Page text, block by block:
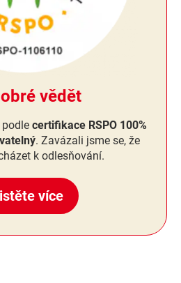
vědět
certifikace RSPO 100%
. Zavázali jsme se, že
k odlesňování.
více